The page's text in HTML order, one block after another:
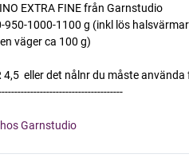
EXTRA FINE från Garnstudio
950-1000-1100 g (inkl lös
väger ca 100 g)
4,5  eller det nålnr du måste
Garnstudio